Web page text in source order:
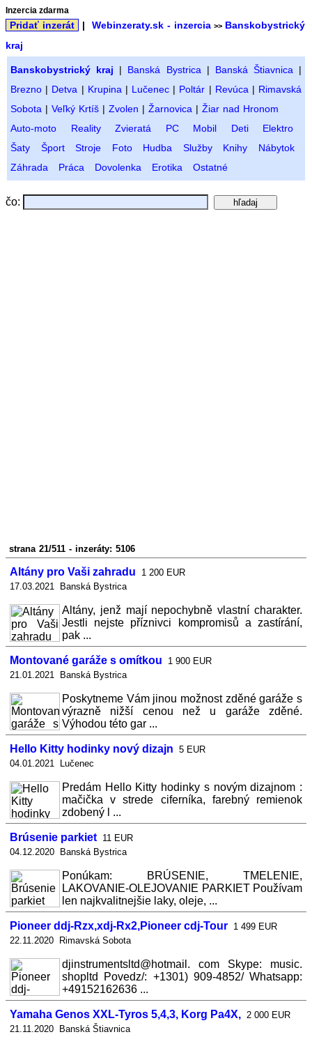
Inzercia zdarma
Pridať inzerát | Webinzeraty.sk - inzercia >> Banskobystrický
kraj
Banskobystrický kraj | Banská Bystrica | Banská Štiavnica |
Brezno | Detva | Krupina | Lučenec | Poltár | Revúca | Rimavská
Sobota | Veľký Krtíš | Zvolen | Žarnovica | Žiar nad Hronom
Auto-moto
Reality Zvieratá PC Mobil Deti
Elektro
Šaty
Šport Stroje Foto Hudba Služby Knihy
Nábytok
Záhrada
Práca Dovolenka Erotika Ostatné
čo:
strana 21/511 - inzeráty: 5106
Altány pro Vaši zahradu
1 200 EUR
17.03.2021 Banská Bystrica
Altány, jenž mají nepochybně vlastní charakter.
Jestli nejste příznivci kompromisů a zastírání,
pak ...
Montované garáže s omítkou
1 900 EUR
21.01.2021 Banská Bystrica
Poskytneme Vám jinou možnost zděné garáže s
výrazně nižší cenou než u garáže zděné.
Výhodou této gar ...
Hello Kitty hodinky nový dizajn 5 EUR
04.01.2021 Lučenec
Predám Hello Kitty hodinky s novým dizajnom :
mačička v strede ciferníka, farebný remienok
zdobený l ...
Brúsenie parkiet 11 EUR
04.12.2020 Banská Bystrica
Ponúkam: BRÚSENIE, TMELENIE,
LAKOVANIE-OLEJOVANIE PARKIET Používam
len najkvalitnejšie laky, oleje, ...
Pioneer ddj-Rzx,xdj-Rx2,Pioneer cdj-Tour 1 499 EUR
22.11.2020 Rimavská Sobota
djinstrumentsltd@hotmail. com Skype: music.
shopltd Povedz/: +1301) 909-4852/ Whatsapp:
+49152162636 ...
Yamaha Genos XXL-Tyros 5,4,3, Korg Pa4X, 2 000 EUR
21.11.2020 Banská Štiavnica